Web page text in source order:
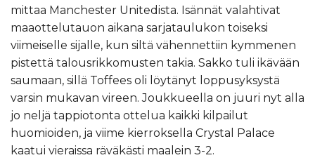
mittaa Manchester Unitedista. Isännät valahtivat
maaottelutauon aikana sarjataulukon toiseksi
viimeiselle sijalle, kun siltä vähennettiin kymmenen
pistettä talousrikkomusten takia. Sakko tuli ikävään
saumaan, sillä Toffees oli löytänyt loppusyksystä
varsin mukavan vireen. Joukkueella on juuri nyt alla
jo neljä tappiotonta ottelua kaikki kilpailut
huomioiden, ja viime kierroksella Crystal Palace
kaatui vieraissa räväkästi maalein 3-2.